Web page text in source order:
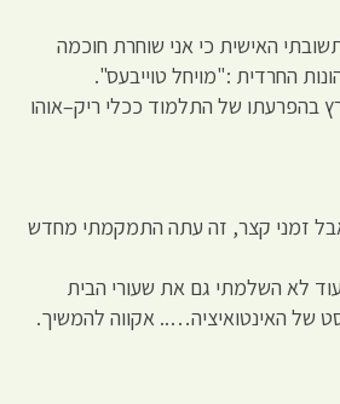
האישית כי אני שוחרת חוכמה
החרדית :"מויחל טוייבעס".
בהפרעתו של התלמוד ככלי ריק–אוהו
זמני קצר, זה עתה התמקמתי מחדש
לא השלמתי גם את שעורי הבית
של האינטואיציה….. אקווה להמשיך.